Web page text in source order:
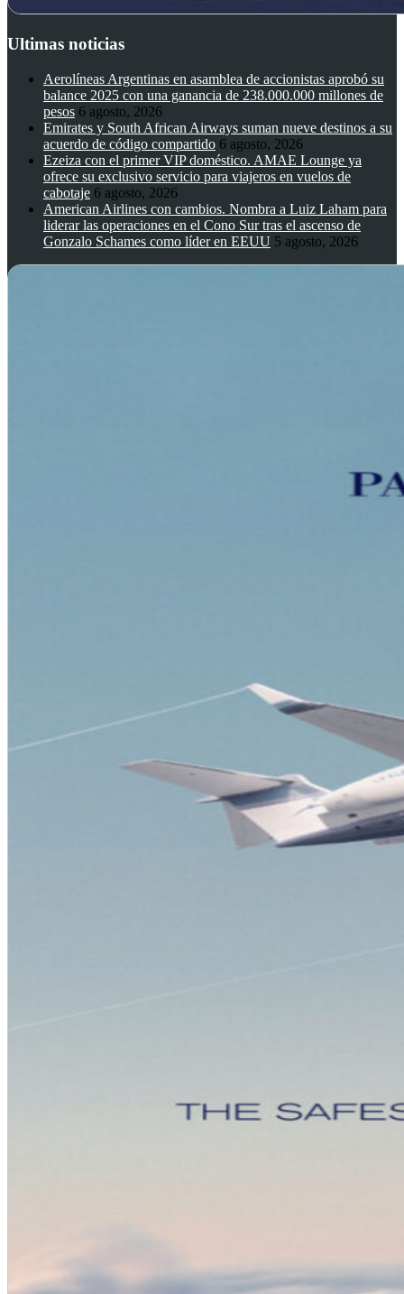
Ultimas noticias
Aerolíneas Argentinas en asamblea de accionistas aprobó su
balance 2025 con una ganancia de 238.000.000 millones de
pesos 6 agosto, 2026
Emirates y South African Airways suman nueve destinos a su
acuerdo de código compartido 6 agosto, 2026
Ezeiza con el primer VIP doméstico. AMAE Lounge ya
ofrece su exclusivo servicio para viajeros en vuelos de
cabotaje 6 agosto, 2026
American Airlines con cambios. Nombra a Luiz Laham para
liderar las operaciones en el Cono Sur tras el ascenso de
Gonzalo Schames como líder en EEUU 5 agosto, 2026